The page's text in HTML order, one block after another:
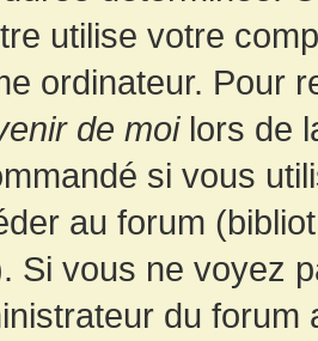
utilise votre
ordinateur. Pour
de moilors de
si vous
au forum
Si vous ne voyez
du forum